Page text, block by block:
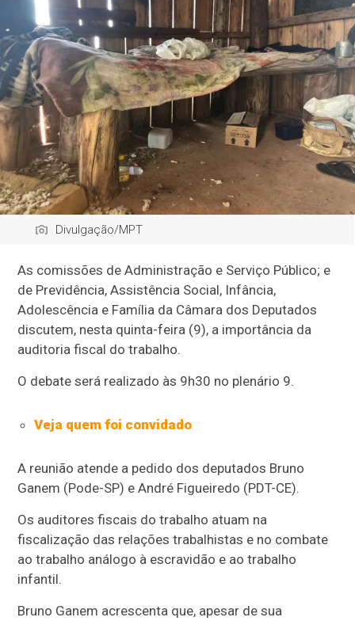
Divulgação/MPT
As comissões de Administração e Serviço Público; e
de Previdência, Assistência Social, Infância,
Adolescência e Família da Câmara dos Deputados
discutem, nesta quinta-feira (9), a importância da
auditoria fiscal do trabalho.
O debate será realizado às 9h30 no plenário 9.
Veja quem foi convidado
A reunião atende a pedido dos deputados Bruno
Ganem (Pode-SP) e André Figueiredo (PDT-CE).
Os auditores fiscais do trabalho atuam na
fiscalização das relações trabalhistas e no combate
ao trabalho análogo à escravidão e ao trabalho
infantil.
Bruno Ganem acrescenta que, apesar de sua